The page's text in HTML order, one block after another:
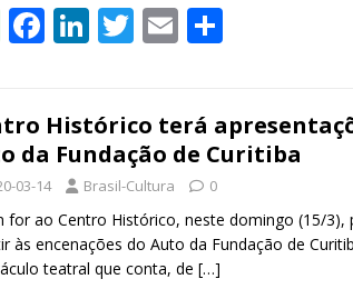
W
s
A
p
p
F
b
o
o
k
Li
e
dI
n
T
er
E
l e
Histórico terá
da Fundação de Curitiba
03-14 Brasil-Cultura 0
for ao Centro Histórico, neste domingo (15/3),
às encenações do Auto da Fundação de
teatral que conta, de […]